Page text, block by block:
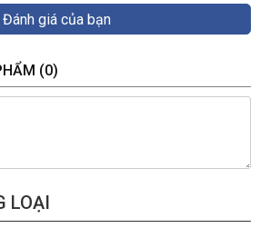
Đánh giá của bạn
(0)
LOẠI